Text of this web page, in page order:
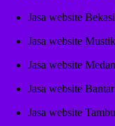
Jasa website
Jasa website
Jasa website
Jasa website
Jasa website